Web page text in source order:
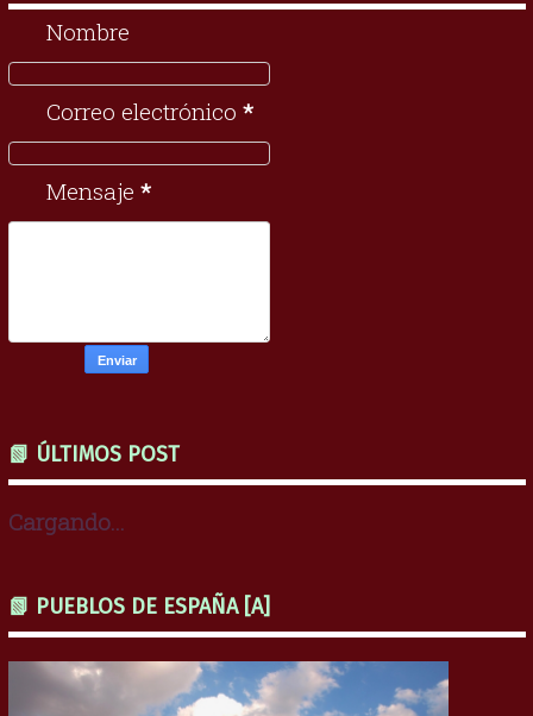
Nombre
Correo electrónico *
Mensaje *
📗 ÚLTIMOS POST
Cargando...
📗 PUEBLOS DE ESPAÑA [A]